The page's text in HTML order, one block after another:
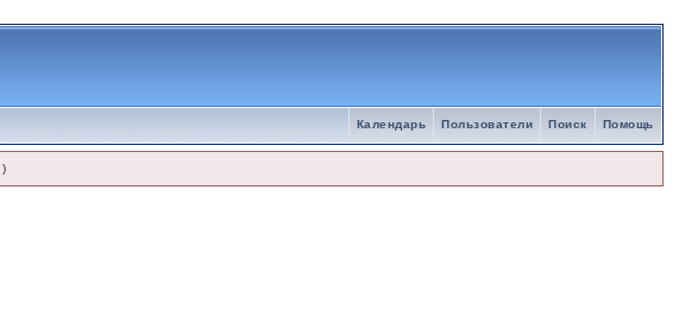
Помощь
Поиск
Пользователи
Календарь
)